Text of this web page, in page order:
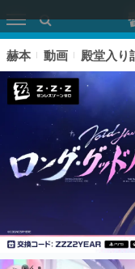
赫本 動画 殿堂入り